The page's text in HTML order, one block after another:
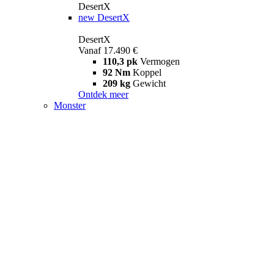
DesertX
new DesertX
DesertX
Vanaf 17.490 €
110,3 pk Vermogen
92 Nm Koppel
209 kg Gewicht
Ontdek meer
Monster